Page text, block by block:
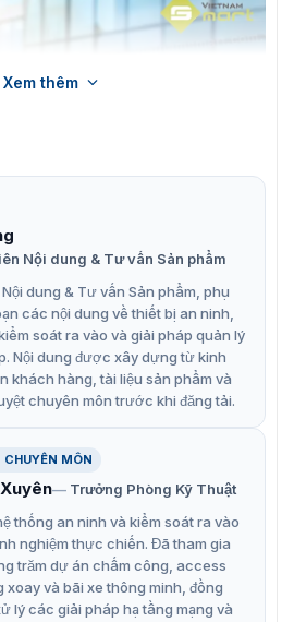
tự động DS-TMG520-M/B (4m)
của cổng tự động DS-
khả năng điều chỉnh tốc độ
lập để phù hợp với nhu cầu của
sở hữu những tính năng nổi
điện.
với tiêu chuẩn bảo vệ IP54.
va đập thông qua cảm ứng,
Xem thêm
Nội dung & Tư vấn Sản phẩm
dung & Tư vấn Sản phẩm, phụ
các nội dung về thiết bị an ninh,
soát ra vào và giải pháp quản lý
Nội dung được xây dựng từ kinh
khách hàng, tài liệu sản phẩm và
chuyên môn trước khi đăng tải.
CHUYÊN MÔN
Trưởng Phòng Kỹ Thuật
thống an ninh và kiểm soát ra vào
nghiệm thực chiến. Đã tham gia
trăm dự án chấm công, access
và bãi xe thông minh, đồng
lý các giải pháp hạ tầng mạng và